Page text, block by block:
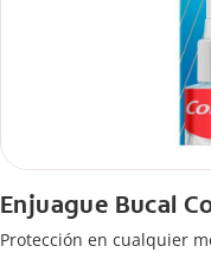
Enjuague Bucal
Protección en cualquier